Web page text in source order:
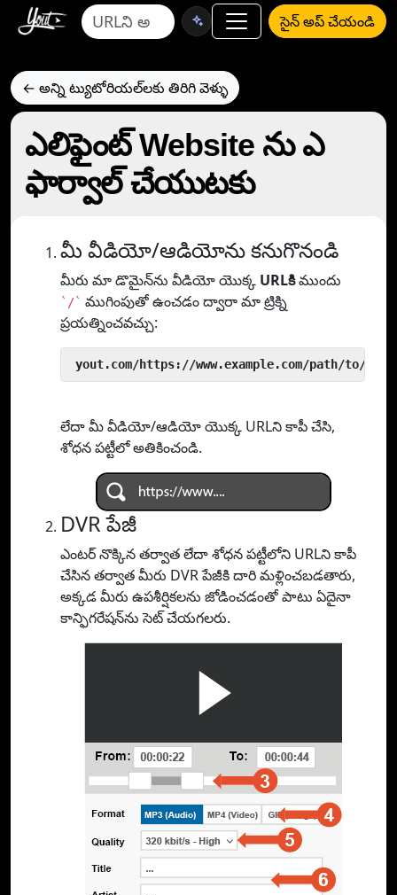
సైన్ అప్ చేయండి
← అన్ని ట్యుటోరియల్‌లకు తిరిగి వెళ్ళు
ఎలిఫైంట్ Website ను ఎ
ఫార్వాల్ చేయుటకు
మీ వీడియో/ఆడియోను కనుగొనండి
మీరు మా డొమైన్‌ను వీడియో యొక్క URLకిముందు
`/` ముగింపుతో ఉంచడం ద్వారా మా ట్రిక్ని
ప్రయత్నించవచ్చు:
yout.com/https://www.example.com/path/to/
లేదా మీ వీడియో/ఆడియో యొక్క URLని కాపీ చేసి,
శోధన పట్టీలో అతికించండి.
DVR పేజీ
ఎంటర్ నొక్కిన తర్వాత లేదా శోధన పట్టీలోని URLని కాపీ
చేసిన తర్వాత మీరు DVR పేజీకి దారి మళ్లించబడతారు,
అక్కడ మీరు ఉపశీర్షికలను జోడించడంతో పాటు ఏదైనా
కాన్ఫిగరేషన్‌ను సెట్ చేయగలరు.